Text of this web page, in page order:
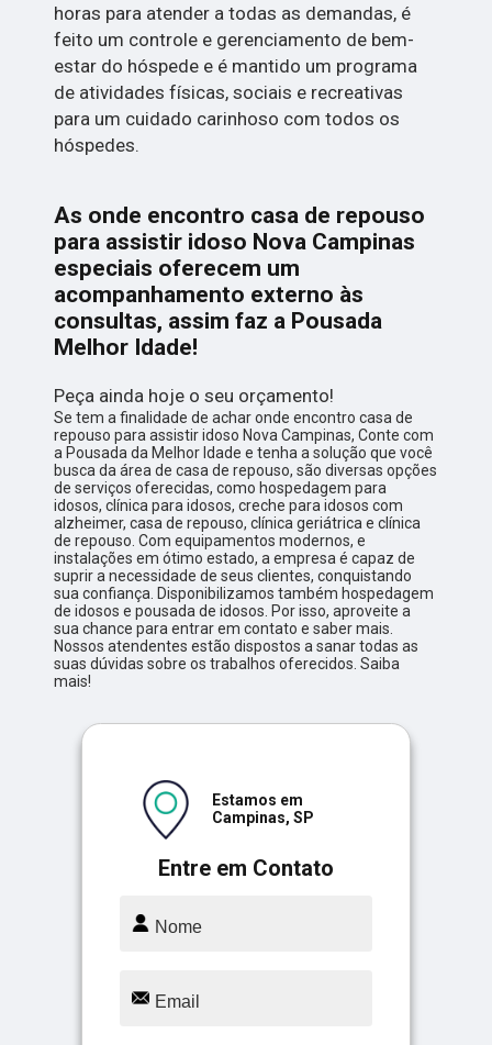
horas para atender a todas as demandas, é
feito um controle e gerenciamento de bem-
estar do hóspede e é mantido um programa
de atividades físicas, sociais e recreativas
para um cuidado carinhoso com todos os
hóspedes.
As onde encontro casa de repouso
para assistir idoso Nova Campinas
especiais oferecem um
acompanhamento externo às
consultas, assim faz a Pousada
Melhor Idade!
Peça ainda hoje o seu orçamento!
Se tem a finalidade de achar onde encontro casa de
repouso para assistir idoso Nova Campinas, Conte com
a Pousada da Melhor Idade e tenha a solução que você
busca da área de casa de repouso, são diversas opções
de serviços oferecidas, como hospedagem para
idosos, clínica para idosos, creche para idosos com
alzheimer, casa de repouso, clínica geriátrica e clínica
de repouso. Com equipamentos modernos, e
instalações em ótimo estado, a empresa é capaz de
suprir a necessidade de seus clientes, conquistando
sua confiança. Disponibilizamos também hospedagem
de idosos e pousada de idosos. Por isso, aproveite a
sua chance para entrar em contato e saber mais.
Nossos atendentes estão dispostos a sanar todas as
suas dúvidas sobre os trabalhos oferecidos. Saiba
mais!
Entre em Contato
Estamos em
Campinas, SP